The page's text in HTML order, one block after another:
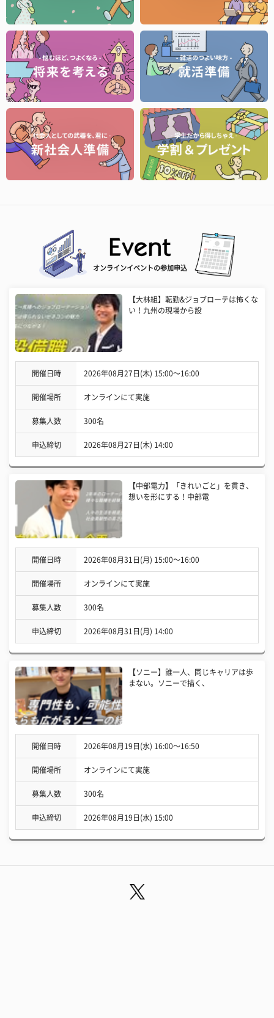
オンラインイベントの参加申込
【大林組】転勤&ジョブローテは怖くな
い！九州の現場から設
開催日時 2026年08月27日(木) 15:00〜16:00
開催場所 オンラインにて実施
募集人数 300名
申込締切 2026年08月27日(木) 14:00
【中部電力】「きれいごと」を貫き、
想いを形にする！中部電
開催日時 2026年08月31日(月) 15:00〜16:00
開催場所 オンラインにて実施
募集人数 300名
申込締切 2026年08月31日(月) 14:00
【ソニー】誰一人、同じキャリアは歩
まない。ソニーで描く、
開催日時 2026年08月19日(水) 16:00〜16:50
開催場所 オンラインにて実施
募集人数 300名
申込締切 2026年08月19日(水) 15:00